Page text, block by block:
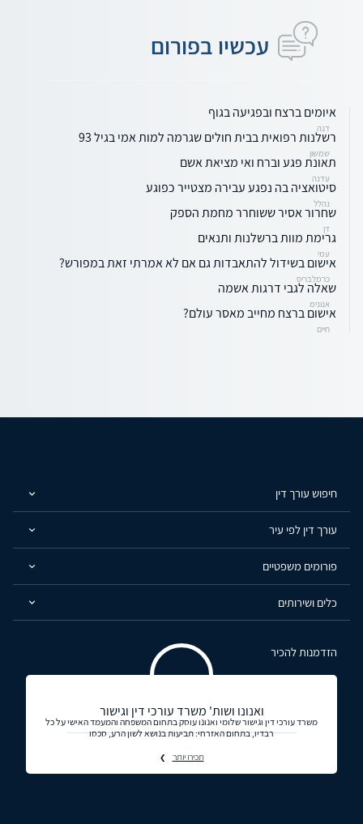
עכשיו בפורום
איומים ברצח ובפגיעה בגוף
דנה
רשלנות רפואית בבית חולים שגרמה למות אמי בגיל 93
שמשון
תאונת פגע וברח ואי מציאת אשם
עדנה
סיטואציה בה נפגע עבירה מצטייר כפוגע
נהלל
שחרור אסיר ששוחרר מחמת הספק
דן
גרימת מוות ברשלנות ותנאים
עמי
אישום בשידול להתאבדות גם אם לא אמרתי זאת במפורש?
כרמלבריס
שאלה לגבי דרגות אשמה
אנונימ
אישום ברצח מחייב מאסר עולם?
חיים
חיפוש עורך דין
עורך דין לפי עיר
פורומים משפטיים
כלים ושירותים
הזדמנות להכיר
ואנונו ושות' משרד עורכי דין וגישור
משרד עורכי דין וגישור שלומי ואנונו עוסק בתחום המשפחה והמעמד האישי על כל
רבדיו, בתחום האזרחי: תביעות בנושא לשון הרע, סכסו
תכירו יותר